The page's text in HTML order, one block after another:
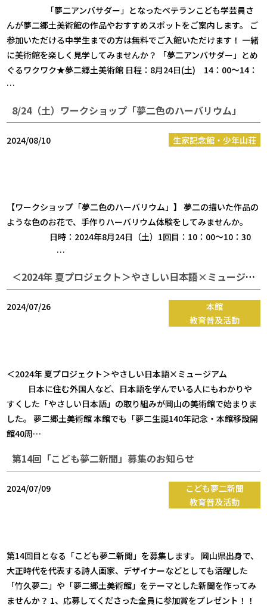
「夢二アンバサダー」となったベテランこども学芸員さ
んが夢二郷土美術館の作品やおすすめスポットをご案内します。 ご
参加いただける中学生までの方は無料でご入館いただけます！ 一緒
に美術館を楽しく見学してみませんか？ 「夢二アンバサダー」とめ
ぐるワクワク★夢二郷土美術館 日程：8月24日(土) 14：00～14：
…
8/24（土）ワークショップ「夢二色のハーバリウム」
2024/08/10 生家記念館・少年山荘
【ワークショップ「夢二色のハーバリウム」】 夢二の描いた作品の
ような色のお花で、手作りハーバリウム体験をしてみませんか。
日時：2024年8月24日（土）1回目：10：00～10：30
…
＜2024年 夏プロジェクト＞やさしい日本語×ミュージアム
2024/07/26
本館
教育普及活動
＜2024年 夏プロジェクト＞やさしい日本語×ミュージアム
日本に住む外国人など、日本語を学んでいる人にもわかりや
すくした「やさしい日本語」の取り組みが岡山の美術館で始まりま
した。 夢二郷土美術館 本館でも「夢二生誕140年記念・本館移設開
館40周…
第14回「こども夢二新聞」募集のお知らせ
2024/07/09
こども夢二新聞
教育普及活動
第14回目となる「こども夢二新聞」を募集します。 岡山県出身で、
大正時代を代表する詩人画家、デザイナーなどとしても活躍した
「竹久夢二」や「夢二郷土美術館」をテーマとした新聞を作ってみ
ませんか？ 1、応募してくださった全員に参加賞をプレゼント！！